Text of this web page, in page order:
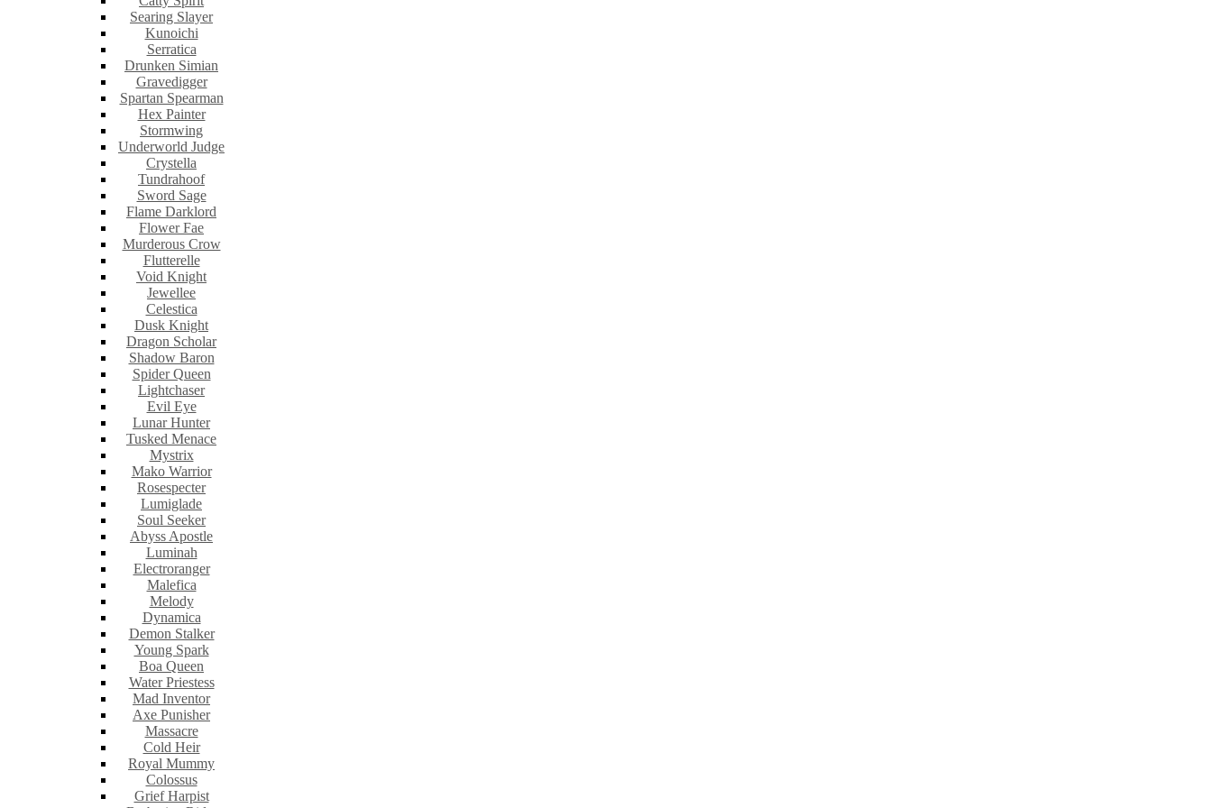
Searing Slayer
Kunoichi
Serratica
Drunken Simian
Gravedigger
Spartan Spearman
Hex Painter
Stormwing
Underworld Judge
Crystella
Tundrahoof
Sword Sage
Flame Darklord
Flower Fae
Murderous Crow
Flutterelle
Void Knight
Jewellee
Celestica
Dusk Knight
Dragon Scholar
Shadow Baron
Spider Queen
Lightchaser
Evil Eye
Lunar Hunter
Tusked Menace
Mystrix
Mako Warrior
Rosespecter
Lumiglade
Soul Seeker
Abyss Apostle
Luminah
Electroranger
Malefica
Melody
Dynamica
Demon Stalker
Young Spark
Boa Queen
Water Priestess
Mad Inventor
Axe Punisher
Massacre
Cold Heir
Royal Mummy
Colossus
Grief Harpist